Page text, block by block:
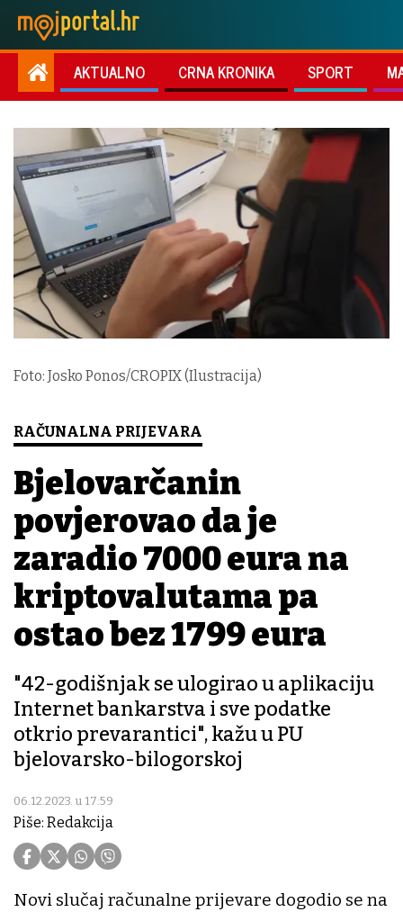
AKTUALNO CRNA KRONIKA SPORT
Foto: Josko Ponos/CROPIX (Ilustracija)
RAČUNALNA PRIJEVARA
Bjelovarčanin
povjerovao da je
zaradio 7000 eura na
kriptovalutama pa
ostao bez 1799 eura
"42-godišnjak se ulogirao u aplikaciju
Internet bankarstva i sve podatke
otkrio prevarantici", kažu u PU
bjelovarsko-bilogorskoj
06.12.2023. u 17:59
Piše: Redakcija
Novi slučaj računalne prijevare dogodio se na